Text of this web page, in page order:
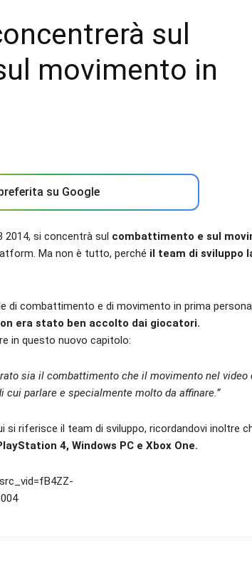
sul
movimento in
su Google
2014, si concentrà sul combattimento e sul
Ma non è tutto, perché il team di sviluppo
di combattimento e di movimento in prima
era stato ben accolto dai giocatori.
in questo nuovo capitolo:
sia il combattimento che il movimento nel video
cui parlare e specialmente molto da affinare.”
si riferisce il team di sviluppo, ricordandovi inoltre
4, Windows PC e Xbox One.